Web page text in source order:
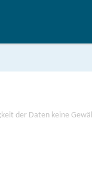
der Daten keine